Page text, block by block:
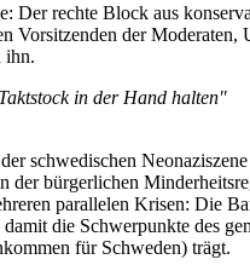
Der rechte Block aus
Vorsitzenden der
ihn.
in der Hand halten"
schwedischen
bürgerlichen
parallelen Krisen: Die
die Schwerpunkte des
für Schweden) trägt.